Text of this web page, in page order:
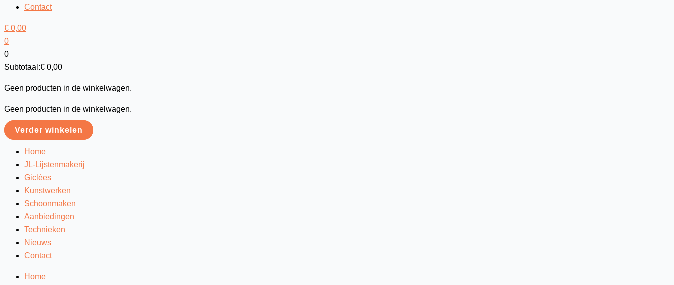
Contact
€ 0,00
0
0
Subtotaal:€ 0,00
Geen producten in de winkelwagen.
Geen producten in de winkelwagen.
Verder winkelen
Home
JL-Lijstenmakerij
Giclées
Kunstwerken
Schoonmaken
Aanbiedingen
Technieken
Nieuws
Contact
Home